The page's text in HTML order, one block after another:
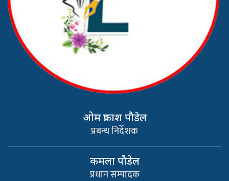
ओम प्रकाश पौडेल
प्रबन्ध निर्देशक
कमला पौडेल
प्रधान सम्पादक